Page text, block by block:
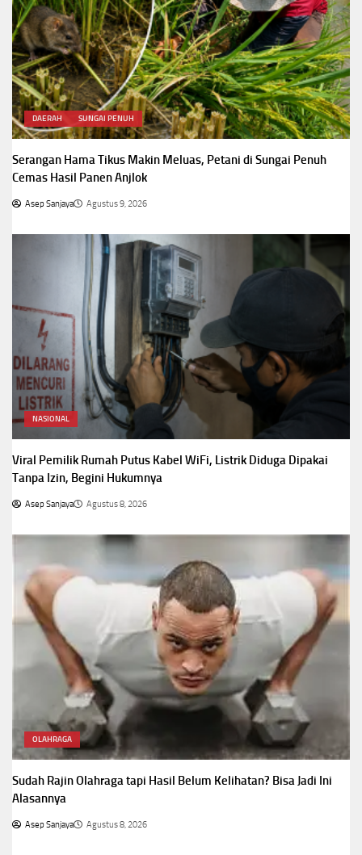
DAERAH SUNGAI PENUH
Serangan Hama Tikus Makin Meluas, Petani di Sungai Penuh
Cemas Hasil Panen Anjlok
Asep Sanjaya Agustus 9, 2026
NASIONAL
Viral Pemilik Rumah Putus Kabel WiFi, Listrik Diduga Dipakai
Tanpa Izin, Begini Hukumnya
Asep Sanjaya Agustus 8, 2026
OLAHRAGA
Sudah Rajin Olahraga tapi Hasil Belum Kelihatan? Bisa Jadi Ini
Alasannya
Asep Sanjaya Agustus 8, 2026